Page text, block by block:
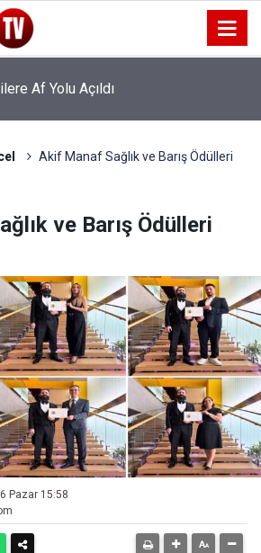
İhtiyaçları Masaya Yatırıldı
Akif Manaf Sağlık ve Barış Ödülleri
ve Barış Ödülleri
Pazar 15:58